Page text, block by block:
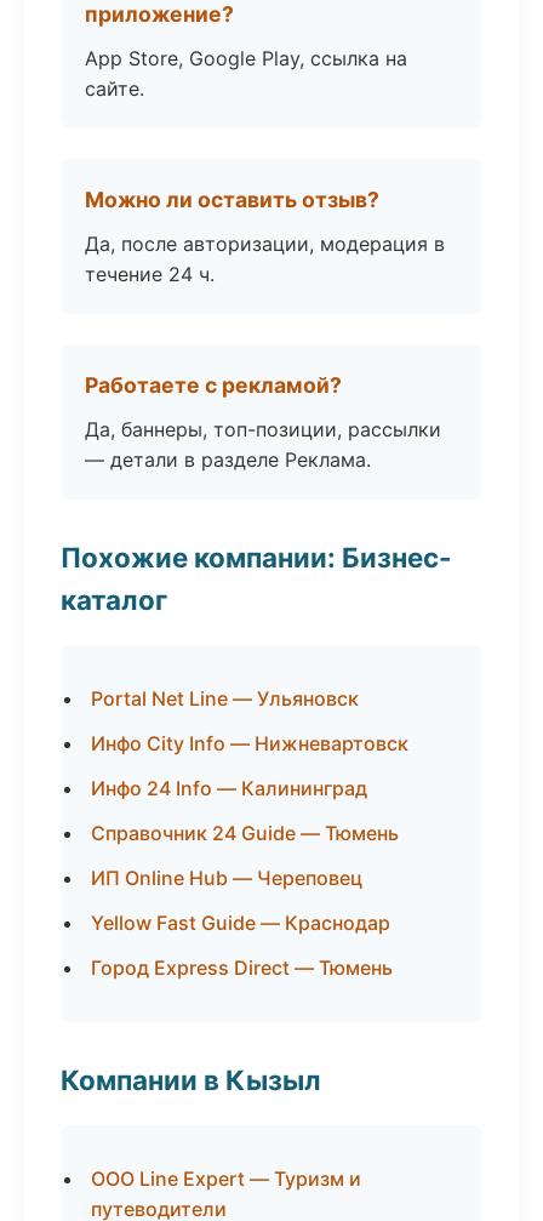
приложение?
App Store, Google Play, ссылка на
сайте.
Можно ли оставить отзыв?
Да, после авторизации, модерация в
течение 24 ч.
Работаете с рекламой?
Да, баннеры, топ-позиции, рассылки
— детали в разделе Реклама.
Похожие компании: Бизнес-
каталог
Portal Net Line — Ульяновск
Инфо City Info — Нижневартовск
Инфо 24 Info — Калининград
Справочник 24 Guide — Тюмень
ИП Online Hub — Череповец
Yellow Fast Guide — Краснодар
Город Express Direct — Тюмень
Компании в Кызыл
ООО Line Expert — Туризм и
путеводители